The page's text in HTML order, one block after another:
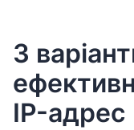
3
IP-адрес